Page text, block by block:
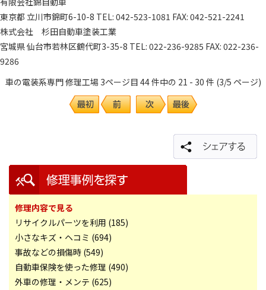
東京都 立川市錦町6-10-8 TEL: 042-523-1081 FAX: 042-521-2241
株式会社 杉田自動車塗装工業
宮城県 仙台市若林区鶴代町3-35-8 TEL: 022-236-9285 FAX: 022-236-
9286
車の電装系専門 修理工場 3ページ目 44 件中の 21 - 30 件 (3/5 ページ)
修理内容で見る
リサイクルパーツを利用 (185)
小さなキズ・ヘコミ (694)
事故などの損傷時 (549)
自動車保険を使った修理 (490)
外車の修理・メンテ (625)